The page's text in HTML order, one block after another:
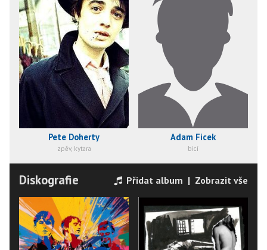
Pete Doherty
zpěv, kytara
Adam Ficek
bicí
Diskografie Přidat album | Zobrazit vše